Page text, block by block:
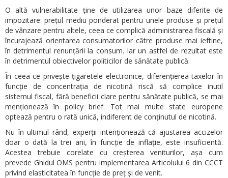
O altă vulnerabilitate ține de utilizarea unor baze diferite de
impozitare: prețul mediu ponderat pentru unele produse și prețul
de vânzare pentru altele, ceea ce complică administrarea fiscală și
încurajează orientarea consumatorilor către produse mai ieftine,
în detrimentul renunțării la consum. Iar un astfel de rezultat este
în detrimentul obiectivelor politicilor de sănătate publică.
În ceea ce privește țigaretele electronice, diferențierea taxelor în
funcție de concentrația de nicotină riscă să complice inutil
sistemul fiscal, fără beneficii clare pentru sănătate publică, se mai
menționează în policy brief. Tot mai multe state europene
optează pentru o rată unică, indiferent de conținutul de nicotină.
Nu în ultimul rând, experții intenționează că ajustarea accizelor
doar o dată la trei ani, în funcție de inflație, este insuficientă.
Acestea trebuie corelate cu creșterea veniturilor, așa cum
prevede Ghidul OMS pentru implementarea Articolului 6 din CCCT
privind elasticitatea în funcție de preț și de venit.